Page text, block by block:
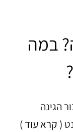
במה
הגינה
( קרא עוד )